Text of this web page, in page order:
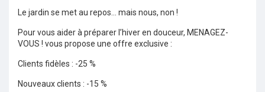
Le jardin se met au repos… mais nous, non !
Pour vous aider à préparer l’hiver en douceur, MENAGEZ-
VOUS ! vous propose une offre exclusive :
Clients fidèles : -25 %
Nouveaux clients : -15 %